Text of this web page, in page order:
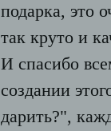
подарка, это
так круто и
И спасибо
создании
дарить?",